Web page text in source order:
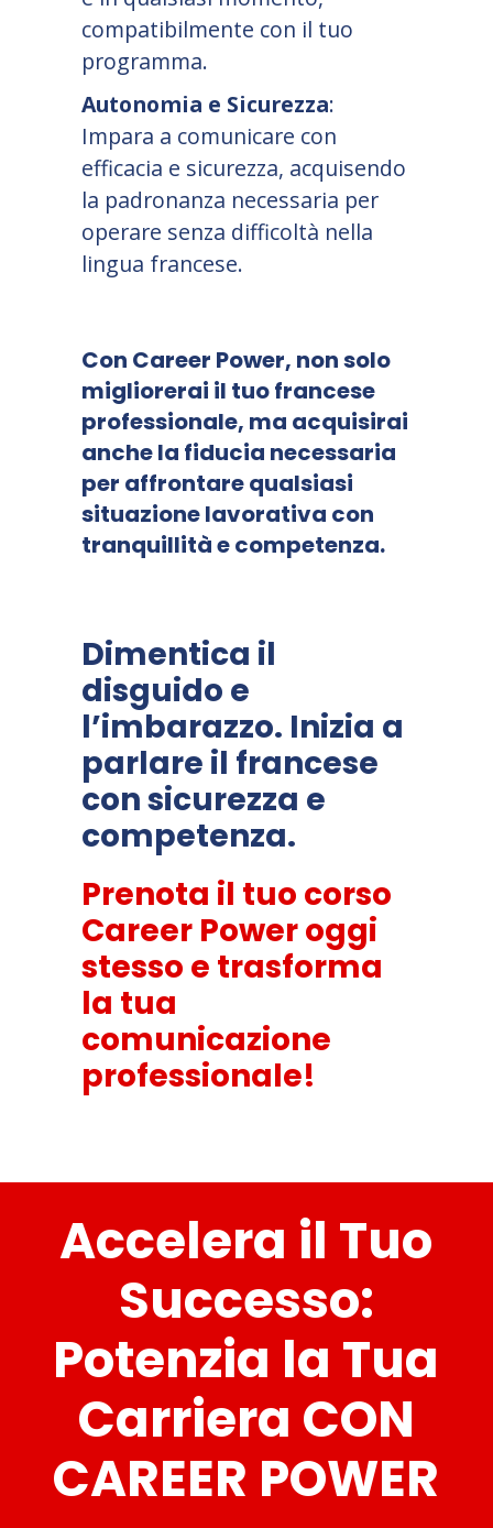
compatibilmente con il tuo
programma.
Autonomia e Sicurezza:
Impara a comunicare con
efficacia e sicurezza, acquisendo
la padronanza necessaria per
operare senza difficoltà nella
lingua francese.
Con Career Power, non solo
migliorerai il tuo francese
professionale, ma acquisirai
anche la fiducia necessaria
per affrontare qualsiasi
situazione lavorativa con
tranquillità e competenza.
Dimentica il
disguido e
l’imbarazzo. Inizia a
parlare il francese
con sicurezza e
competenza.
Prenota il tuo corso
Career Power oggi
stesso e trasforma
la tua
comunicazione
professionale!
Accelera il Tuo
Successo:
Potenzia la Tua
Carriera CON
CAREER POWER